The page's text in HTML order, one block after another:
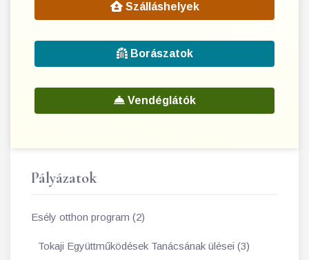
Szálláshelyek
Borászatok
Vendéglátók
Pályázatok
Esély otthon program (2)
Tokaji Együttműködések Tanácsának ülései (3)